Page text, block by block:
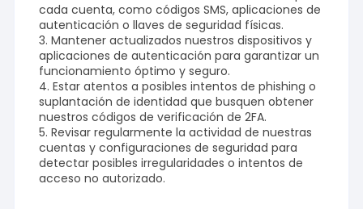
cada cuenta, como códigos SMS, aplicaciones de
autenticación o llaves de seguridad físicas.
3. Mantener actualizados nuestros dispositivos y
aplicaciones de autenticación para garantizar un
funcionamiento óptimo y seguro.
4. Estar atentos a posibles intentos de phishing o
suplantación de identidad que busquen obtener
nuestros códigos de verificación de 2FA.
5. Revisar regularmente la actividad de nuestras
cuentas y configuraciones de seguridad para
detectar posibles irregularidades o intentos de
acceso no autorizado.